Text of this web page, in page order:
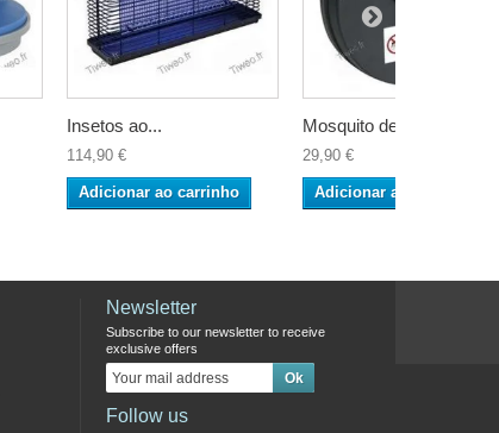
Insetos ao...
114,90 €
Adicionar ao carrinho
Mosquito de...
29,90 €
Adicionar ao carrinho
Newsletter
Subscribe to our newsletter to receive
exclusive offers
Follow us